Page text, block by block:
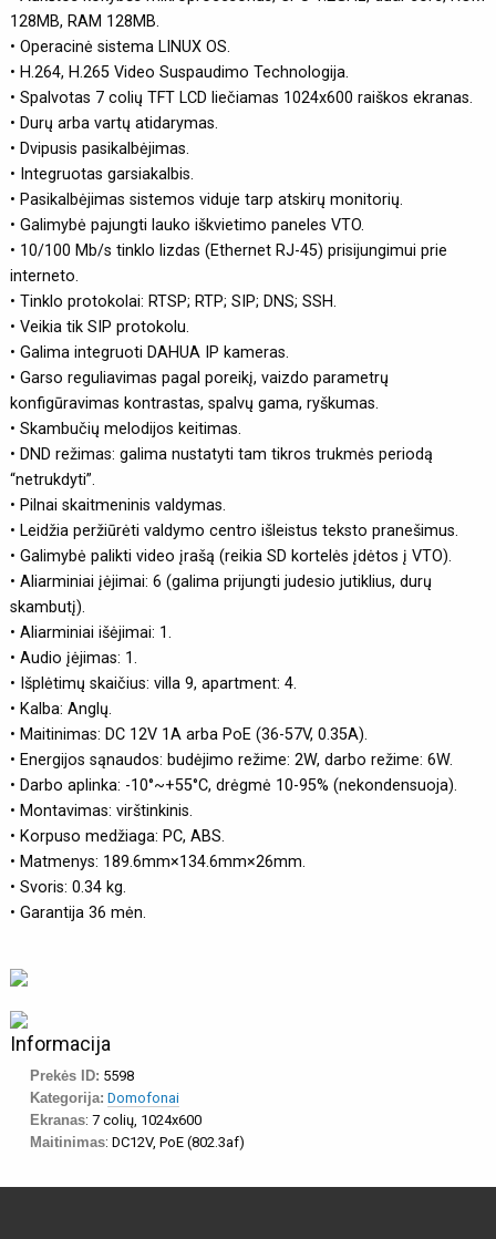
128MB, RAM 128MB.
• Operacinė sistema LINUX OS.
• H.264, H.265 Video Suspaudimo Technologija.
• Spalvotas 7 colių TFT LCD liečiamas 1024x600 raiškos ekranas.
• Durų arba vartų atidarymas.
• Dvipusis pasikalbėjimas.
• Integruotas garsiakalbis.
• Pasikalbėjimas sistemos viduje tarp atskirų monitorių.
• Galimybė pajungti lauko iškvietimo paneles VTO.
• 10/100 Mb/s tinklo lizdas (Ethernet RJ-45) prisijungimui prie
interneto.
• Tinklo protokolai: RTSP; RTP; SIP; DNS; SSH.
• Veikia tik SIP protokolu.
• Galima integruoti DAHUA IP kameras.
• Garso reguliavimas pagal poreikį, vaizdo parametrų
konfigūravimas kontrastas, spalvų gama, ryškumas.
• Skambučių melodijos keitimas.
• DND režimas: galima nustatyti tam tikros trukmės periodą
“netrukdyti”.
• Pilnai skaitmeninis valdymas.
• Leidžia peržiūrėti valdymo centro išleistus teksto pranešimus.
• Galimybė palikti video įrašą (reikia SD kortelės įdėtos į VTO).
• Aliarminiai įėjimai: 6 (galima prijungti judesio jutiklius, durų
skambutį).
• Aliarminiai išėjimai: 1.
• Audio įėjimas: 1.
• Išplėtimų skaičius: villa 9, apartment: 4.
• Kalba: Anglų.
• Maitinimas: DC 12V 1A arba PoE (36-57V, 0.35A).
• Energijos sąnaudos: budėjimo režime: 2W, darbo režime: 6W.
• Darbo aplinka: -10°~+55°C, drėgmė 10-95% (nekondensuoja).
• Montavimas: virštinkinis.
• Korpuso medžiaga: PC, ABS.
• Matmenys: 189.6mm×134.6mm×26mm.
• Svoris: 0.34 kg.
• Garantija 36 mėn.
Informacija
Prekės ID: 5598
Kategorija: Domofonai
Ekranas: 7 colių, 1024x600
Maitinimas: DC12V, PoE (802.3af)